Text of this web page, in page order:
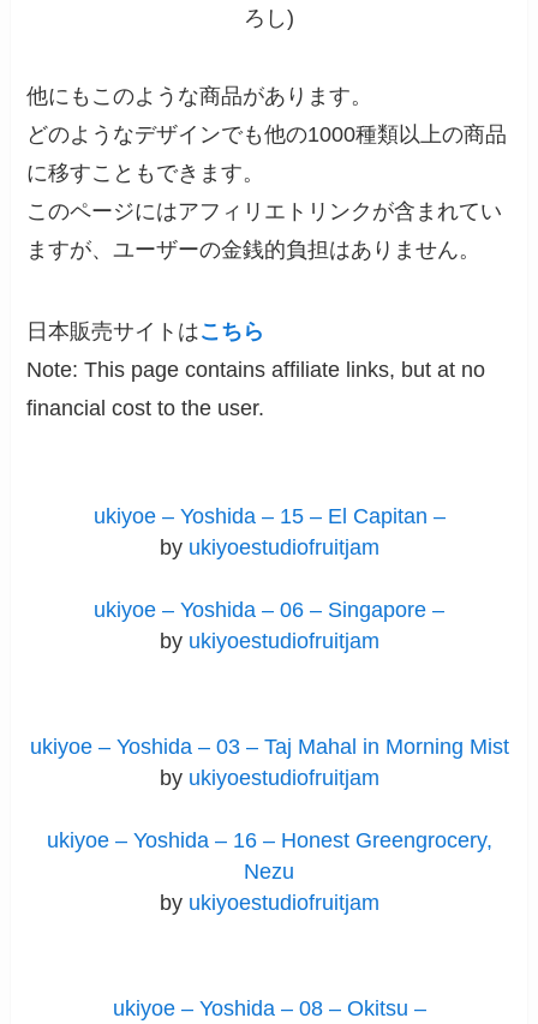
ろし)
他にもこのような商品があります。
どのようなデザインでも他の1000種類以上の商品
に移すこともできます。
このページにはアフィリエトリンクが含まれてい
ますが、ユーザーの金銭的負担はありません。
日本販売サイトはこちら
Note: This page contains affiliate links, but at no
financial cost to the user.
ukiyoe – Yoshida – 15 – El Capitan –
by ukiyoestudiofruitjam
ukiyoe – Yoshida – 06 – Singapore –
by ukiyoestudiofruitjam
ukiyoe – Yoshida – 03 – Taj Mahal in Morning Mist
by ukiyoestudiofruitjam
ukiyoe – Yoshida – 16 – Honest Greengrocery,
Nezu
by ukiyoestudiofruitjam
ukiyoe – Yoshida – 08 – Okitsu –